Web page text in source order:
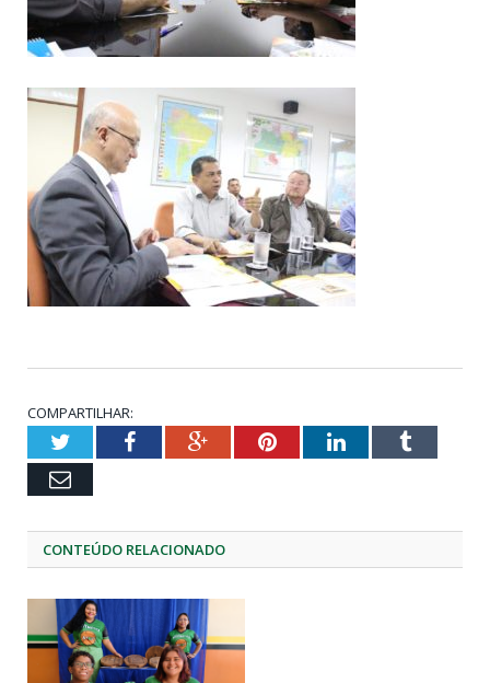
COMPARTILHAR:
TwitterFacebookGoogle+PinterestLinkedInTumblr
Email
CONTEÚDO RELACIONADO